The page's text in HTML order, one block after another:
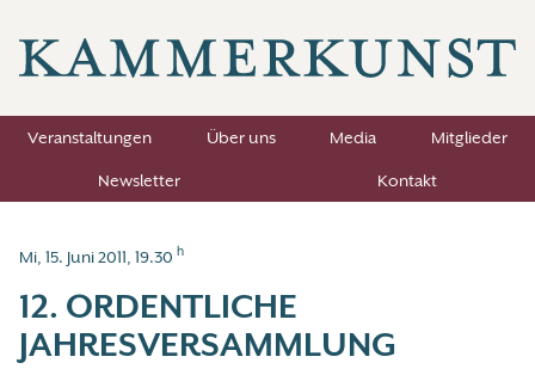
Veranstaltungen Über uns Media
Mitglieder
Newsletter
Kontakt
Mi, 15. Juni 2011, 19.30 h
12. ORDENTLICHE
JAHRESVERSAMMLUNG